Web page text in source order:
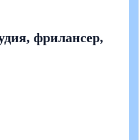
фрилансер,